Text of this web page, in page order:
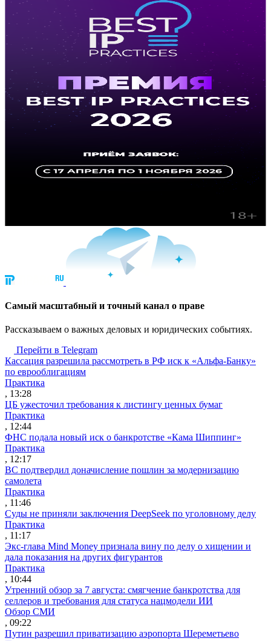
Cамый масштабный и точный канал о праве
Рассказываем о важных деловых и юридических событиях.
Перейти в Telegram
Кассация разрешила рассмотреть в РФ иск к «Альфа-Банку»
по еврооблигациям
Практика
, 13:28
ЦБ ужесточил требования к листингу ценных бумаг
Практика
, 12:44
ФНС подала новый иск о банкротстве «Кама Шиппинг»
Практика
, 12:17
ВС подтвердил доначисление пошлин за модернизацию
самолета
Практика
, 11:46
Суды не приняли заключения DeepSeek по уголовному делу
Практика
, 11:17
Экс-глава Mind Money признала вину по делу о хищении и
дала показания на других фигурантов
Практика
, 10:44
Утренний обзор за 7 августа: смягчение банкротства для
селлеров и требования для статуса нацмодели ИИ
Обзор СМИ
, 09:22
Путин разрешил приватизацию аэропорта Шереметьево